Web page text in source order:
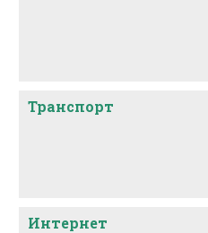
Транспорт
Интернет